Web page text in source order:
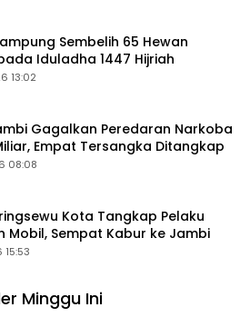
Sembelih 65 Hewan
Iduladha 1447 Hijriah
13:02
Gagalkan Peredaran Narkoba
Empat Tersangka Ditangkap
08:08
Kota Tangkap Pelaku
Mobil, Sempat Kabur ke Jambi
15:53
Minggu Ini